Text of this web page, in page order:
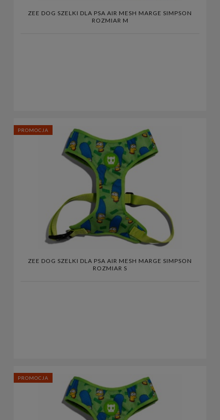
ZEE DOG SZELKI DLA PSA AIR MESH MARGE SIMPSON
ROZMIAR M
ZEE DOG SZELKI DLA PSA AIR MESH MARGE SIMPSON
ROZMIAR S
PROMOCJA
PROMOCJA